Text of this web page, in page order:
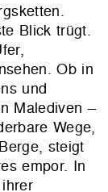
Blick trügt.
Ob in
und
Malediven –
Wege,
steigt
empor. In